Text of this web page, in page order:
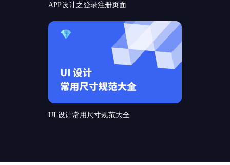
APP设计之登录注册页面
UI 设计常用尺寸规范大全